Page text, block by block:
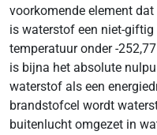
voorkomende element
is waterstof een niet-
temperatuur onder -
is bijna het absolute
waterstof als een
brandstofcel wordt
buitenlucht omgezet in